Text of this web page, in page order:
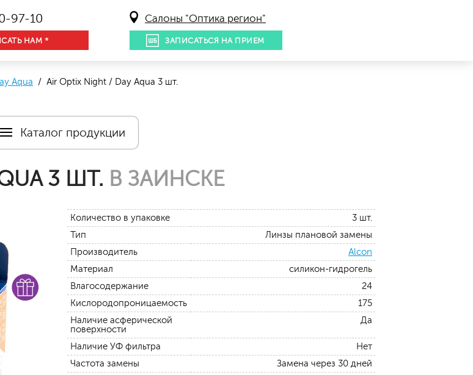
97-10
НАМ *
Салоны "Оптика регион"
ЗАПИСАТЬСЯ НА ПРИЕМ
Aqua / Air Optix Night / Day Aqua 3 шт.
Каталог продукции
3 ШТ. В ЗАИНСКЕ
Количество в упаковке
3 шт.
Тип
Линзы плановой замены
Производитель
Alcon
Материал
силикон-гидрогель
Влагосодержание
24
Кислородопроницаемость
175
Наличие асферической
поверхности
Да
Наличие УФ фильтра
Нет
Частота замены
Замена через 30 дней